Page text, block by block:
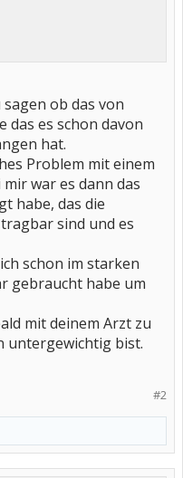
ob das von
das es schon davon
hat.
Problem mit einem
war es dann das
habe, das die
sind und es
schon im starken
gebraucht habe um
mit deinem Arzt zu
untergewichtig bist.
#2